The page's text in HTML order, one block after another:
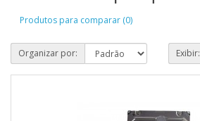
Produtos para comparar (0)
Organizar por: Exibir: